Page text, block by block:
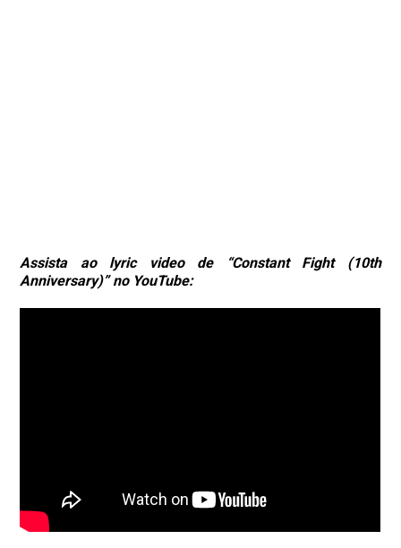
Assista ao lyric video de “Constant Fight (10th
Anniversary)” no YouTube: